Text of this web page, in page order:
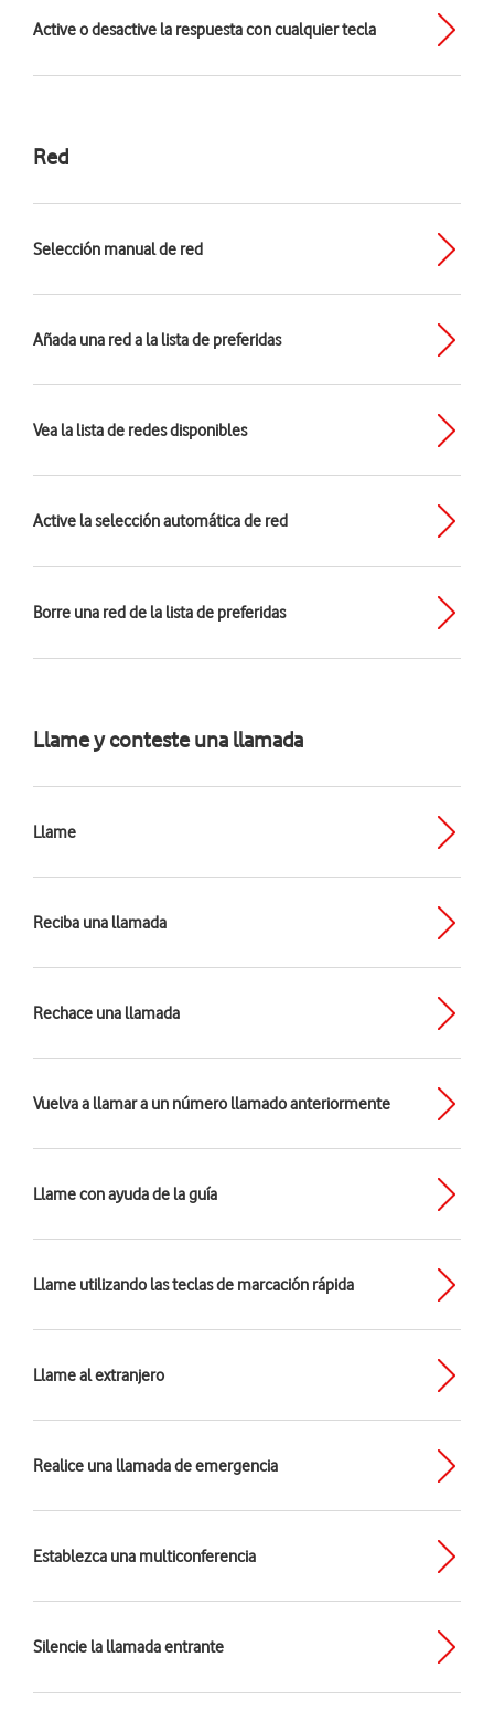
Active o desactive la respuesta con cualquier tecla
Red
Selección manual de red
Añada una red a la lista de preferidas
Vea la lista de redes disponibles
Active la selección automática de red
Borre una red de la lista de preferidas
Llame y conteste una llamada
Llame
Reciba una llamada
Rechace una llamada
Vuelva a llamar a un número llamado anteriormente
Llame con ayuda de la guía
Llame utilizando las teclas de marcación rápida
Llame al extranjero
Realice una llamada de emergencia
Establezca una multiconferencia
Silencie la llamada entrante